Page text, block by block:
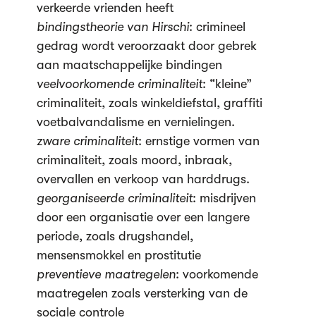
verkeerde vrienden heeft
bindingstheorie van Hirschi: crimineel
gedrag wordt veroorzaakt door gebrek
aan maatschappelijke bindingen
veelvoorkomende criminaliteit: “kleine”
criminaliteit, zoals winkeldiefstal, graffiti
voetbalvandalisme en vernielingen.
zware criminaliteit: ernstige vormen van
criminaliteit, zoals moord, inbraak,
overvallen en verkoop van harddrugs.
georganiseerde criminaliteit: misdrijven
door een organisatie over een langere
periode, zoals drugshandel,
mensensmokkel en prostitutie
preventieve maatregelen: voorkomende
maatregelen zoals versterking van de
sociale controle